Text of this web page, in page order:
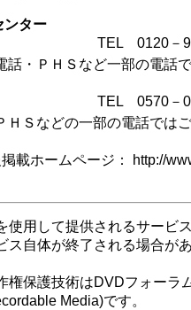
ンター
TEL 0120－
話・ＰＨＳなど一部の電話
TEL 0570－
ＨＳなどの一部の電話では
載ホームページ： http://
使用して提供されるサービ
ス自体が終了される場合が
権保護技術はDVDフォーラ
Media)です。